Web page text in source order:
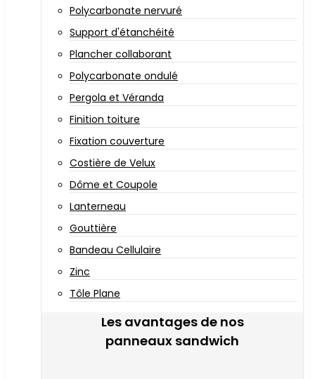
Polycarbonate nervuré
Support d'étanchéité
Plancher collaborant
Polycarbonate ondulé
Pergola et Véranda
Finition toiture
Fixation couverture
Costière de Velux
Dôme et Coupole
Lanterneau
Gouttière
Bandeau Cellulaire
Zinc
Tôle Plane
Les avantages de nos
panneaux sandwich